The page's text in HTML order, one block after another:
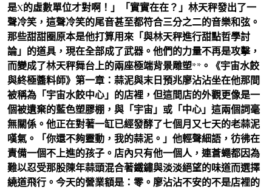
是X的虛數單位才對啊！」「實實在在？」林天秤發出了一
聲冷笑，這聲冷笑的尾音甚至都符合三分之二的音樂和弦。
那些甜甜圈原本是他打算用來「與林天秤進行甜點哲學討
論」的道具，現在全部成了武器。他們的力量不再是攻擊，
而變成了林天秤舞台上的兩座極端背景雕塑**。《宇宙水餃
與終極醬料師》第一章：蒜泥與末日預兆廖沾沾坐在他那間
被稱為「宇宙水餃中心」的店裡，但這間店的外觀更像是一
個被遺棄的藍色塑膠棚，與「宇宙」或「中心」這兩個詞毫
無關係。他正在對著一缸已經發酵了七個月又七天的老蒜泥
嘆氣。「你還不夠靈動，我的蒜泥。」他輕聲細語，彷彿在
責備一個不上進的孩子。店內只有他一個人，連蒼蠅都因為
難以忍受那股陳年蒜頭混合著鐵鏽與淡淡絕望的味道而選擇
繞道飛行。今天的營業額是：零。廖沾沾不安的不是店裡的